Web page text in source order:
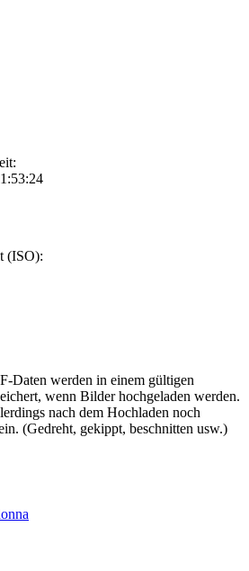
(ISO):
Daten werden in einem gültigen
wenn Bilder hochgeladen werden.
nach dem Hochladen noch
(Gedreht, gekippt, beschnitten usw.)